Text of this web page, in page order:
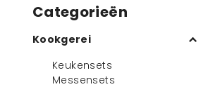
Categorieën
Kookgerei
Keukensets
Messensets